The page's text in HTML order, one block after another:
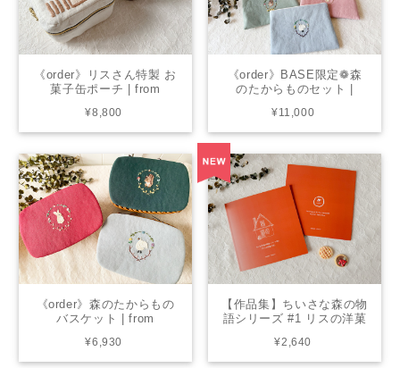
《order》リスさん特製 お
菓子缶ポーチ | from
¥8,800
《order》BASE限定❁森
のたからものセット |
¥11,000
《order》森のたからもの
バスケット | from
¥6,930
【作品集】ちいさな森の物
語シリーズ #1 リスの洋菓
¥2,640